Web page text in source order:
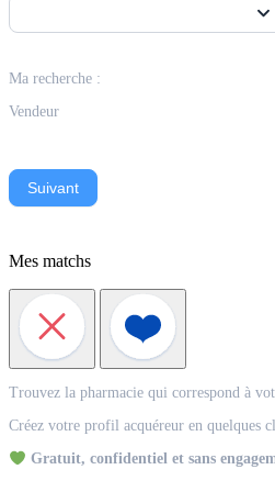
Ma recherche :
Vendeur
Suivant
Mes matchs
Acquéreur
Trouvez la pharmacie qui correspond à
Créez votre profil acquéreur en quelques
Gratuit, confidentiel et sans